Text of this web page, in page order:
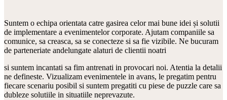
Suntem o echipa orientata catre gasirea celor mai bune idei și solutii
de implementare a evenimentelor corporate. Ajutam companiile sa
comunice, sa creasca, sa se conecteze si sa fie vizibile. Ne bucuram
de parteneriate andelungate alaturi de clientii noatri
si suntem incantati sa fim antrenati in provocari noi. Atentia la detalii
ne defineste. Vizualizam evenimentele in avans, le pregatim pentru
fiecare scenariu posibil si suntem pregatiti cu piese de puzzle care sa
dubleze solutiile in situatiile neprevazute.